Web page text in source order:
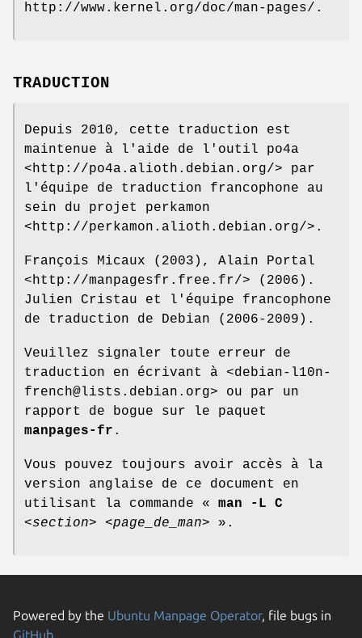
http://www.kernel.org/doc/man-pages/.
TRADUCTION
Depuis 2010, cette traduction est
maintenue à l'aide de l'outil po4a
<http://po4a.alioth.debian.org/> par
l'équipe de traduction francophone au
sein du projet perkamon
<http://perkamon.alioth.debian.org/>.
François Micaux (2003), Alain Portal
<http://manpagesfr.free.fr/> (2006).
Julien Cristau et l'équipe francophone
de traduction de Debian (2006-2009).
Veuillez signaler toute erreur de
traduction en écrivant à <debian-l10n-
french@lists.debian.org> ou par un
rapport de bogue sur le paquet
manpages-fr .
Vous pouvez toujours avoir accès à la
version anglaise de ce document en
utilisant la commande « man -L C
<section>
<page_de_man> ».
Powered by the Ubuntu Manpage Operator, file bugs in
GitHub